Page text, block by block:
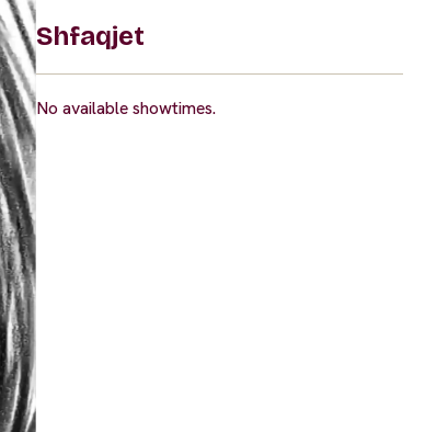
Shfaqjet
No available showtimes.